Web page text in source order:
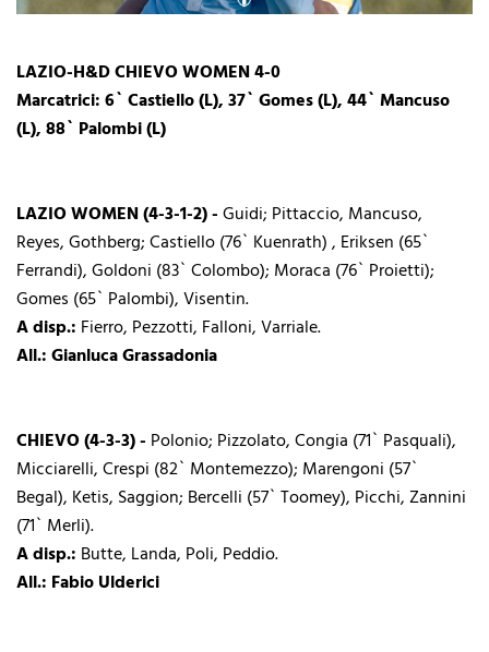
LAZIO-H&D CHIEVO WOMEN 4-0
Marcatrici: 6` Castiello (L), 37` Gomes (L), 44` Mancuso
(L), 88` Palombi (L)
LAZIO WOMEN (4-3-1-2) -Guidi; Pittaccio, Mancuso,
Reyes, Gothberg; Castiello (76` Kuenrath) , Eriksen (65`
Ferrandi), Goldoni (83` Colombo); Moraca (76` Proietti);
Gomes (65` Palombi), Visentin.
A disp.: Fierro, Pezzotti, Falloni, Varriale.
All.: Gianluca Grassadonia
CHIEVO (4-3-3) - Polonio; Pizzolato, Congia (71` Pasquali),
Micciarelli, Crespi (82` Montemezzo); Marengoni (57`
Begal), Ketis, Saggion; Bercelli (57` Toomey), Picchi, Zannini
(71` Merli).
A disp.: Butte, Landa, Poli, Peddio.
All.: Fabio Ulderici